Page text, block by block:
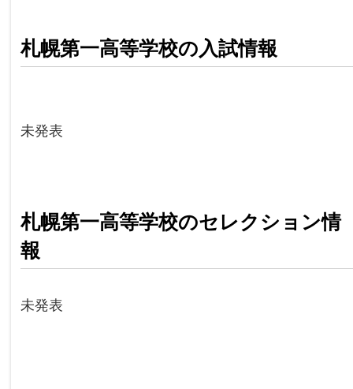
札幌第一高等学校の入試情報
未発表
札幌第一高等学校のセレクション情
報
未発表